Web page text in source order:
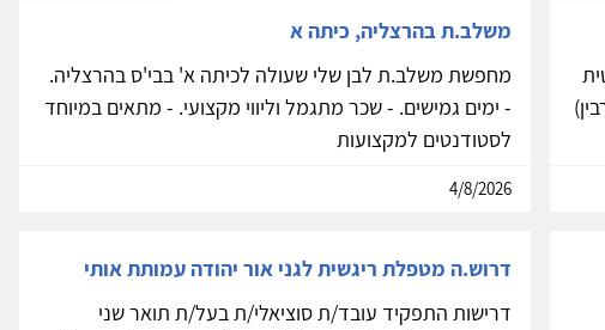
משלב.ת בהרצליה, כיתה א
מחפשת משלב.ת לבן שלי שעולה לכיתה א' בבי'ס בהרצליה.
- ימים גמישים. - שכר מתגמל וליווי מקצועי. - מתאים במיוחד
לסטודנטים למקצועות
4/8/2026
דרוש.ה מטפלת ריגשית לגני אור יהודה עמותת אותי
דרישות התפקיד עובד/ת סוציאלי/ת בעל/ת תואר שני